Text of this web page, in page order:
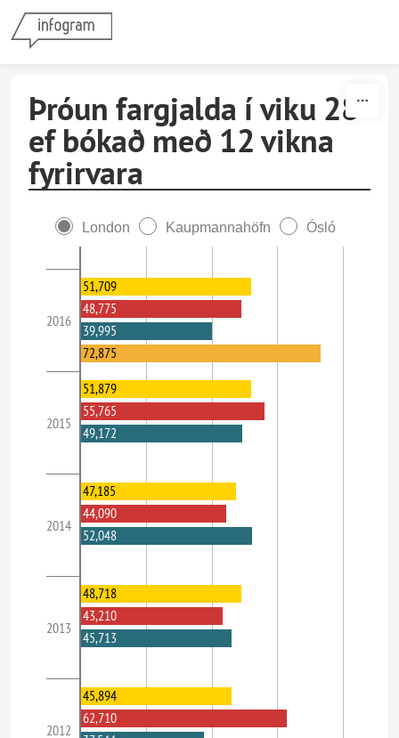
Þróun fargjalda í viku 28
ef bókað með 12 vikna
fyrirvara
London Kaupmannahöfn Ósló
2016
2015
2014
2013
2012
51,709
48,775
39,995
72,875
51,879
55,765
49,172
47,185
44,090
52,048
48,718
43,210
45,713
45,894
62,710